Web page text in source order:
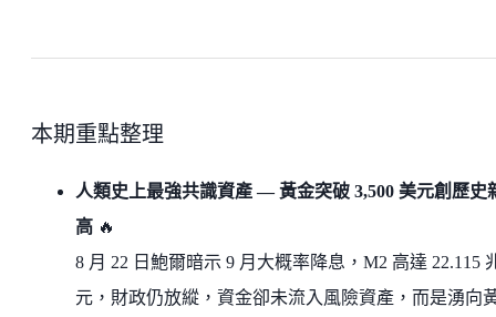
本期重點整理
人類史上最強共識資產 — 黃金突破 3,500 美元創歷史
高 🔥
8 月 22 日鮑爾暗示 9 月大概率降息，M2 高達 22.115
元，財政仍放縱，資金卻未流入風險資產，而是湧向